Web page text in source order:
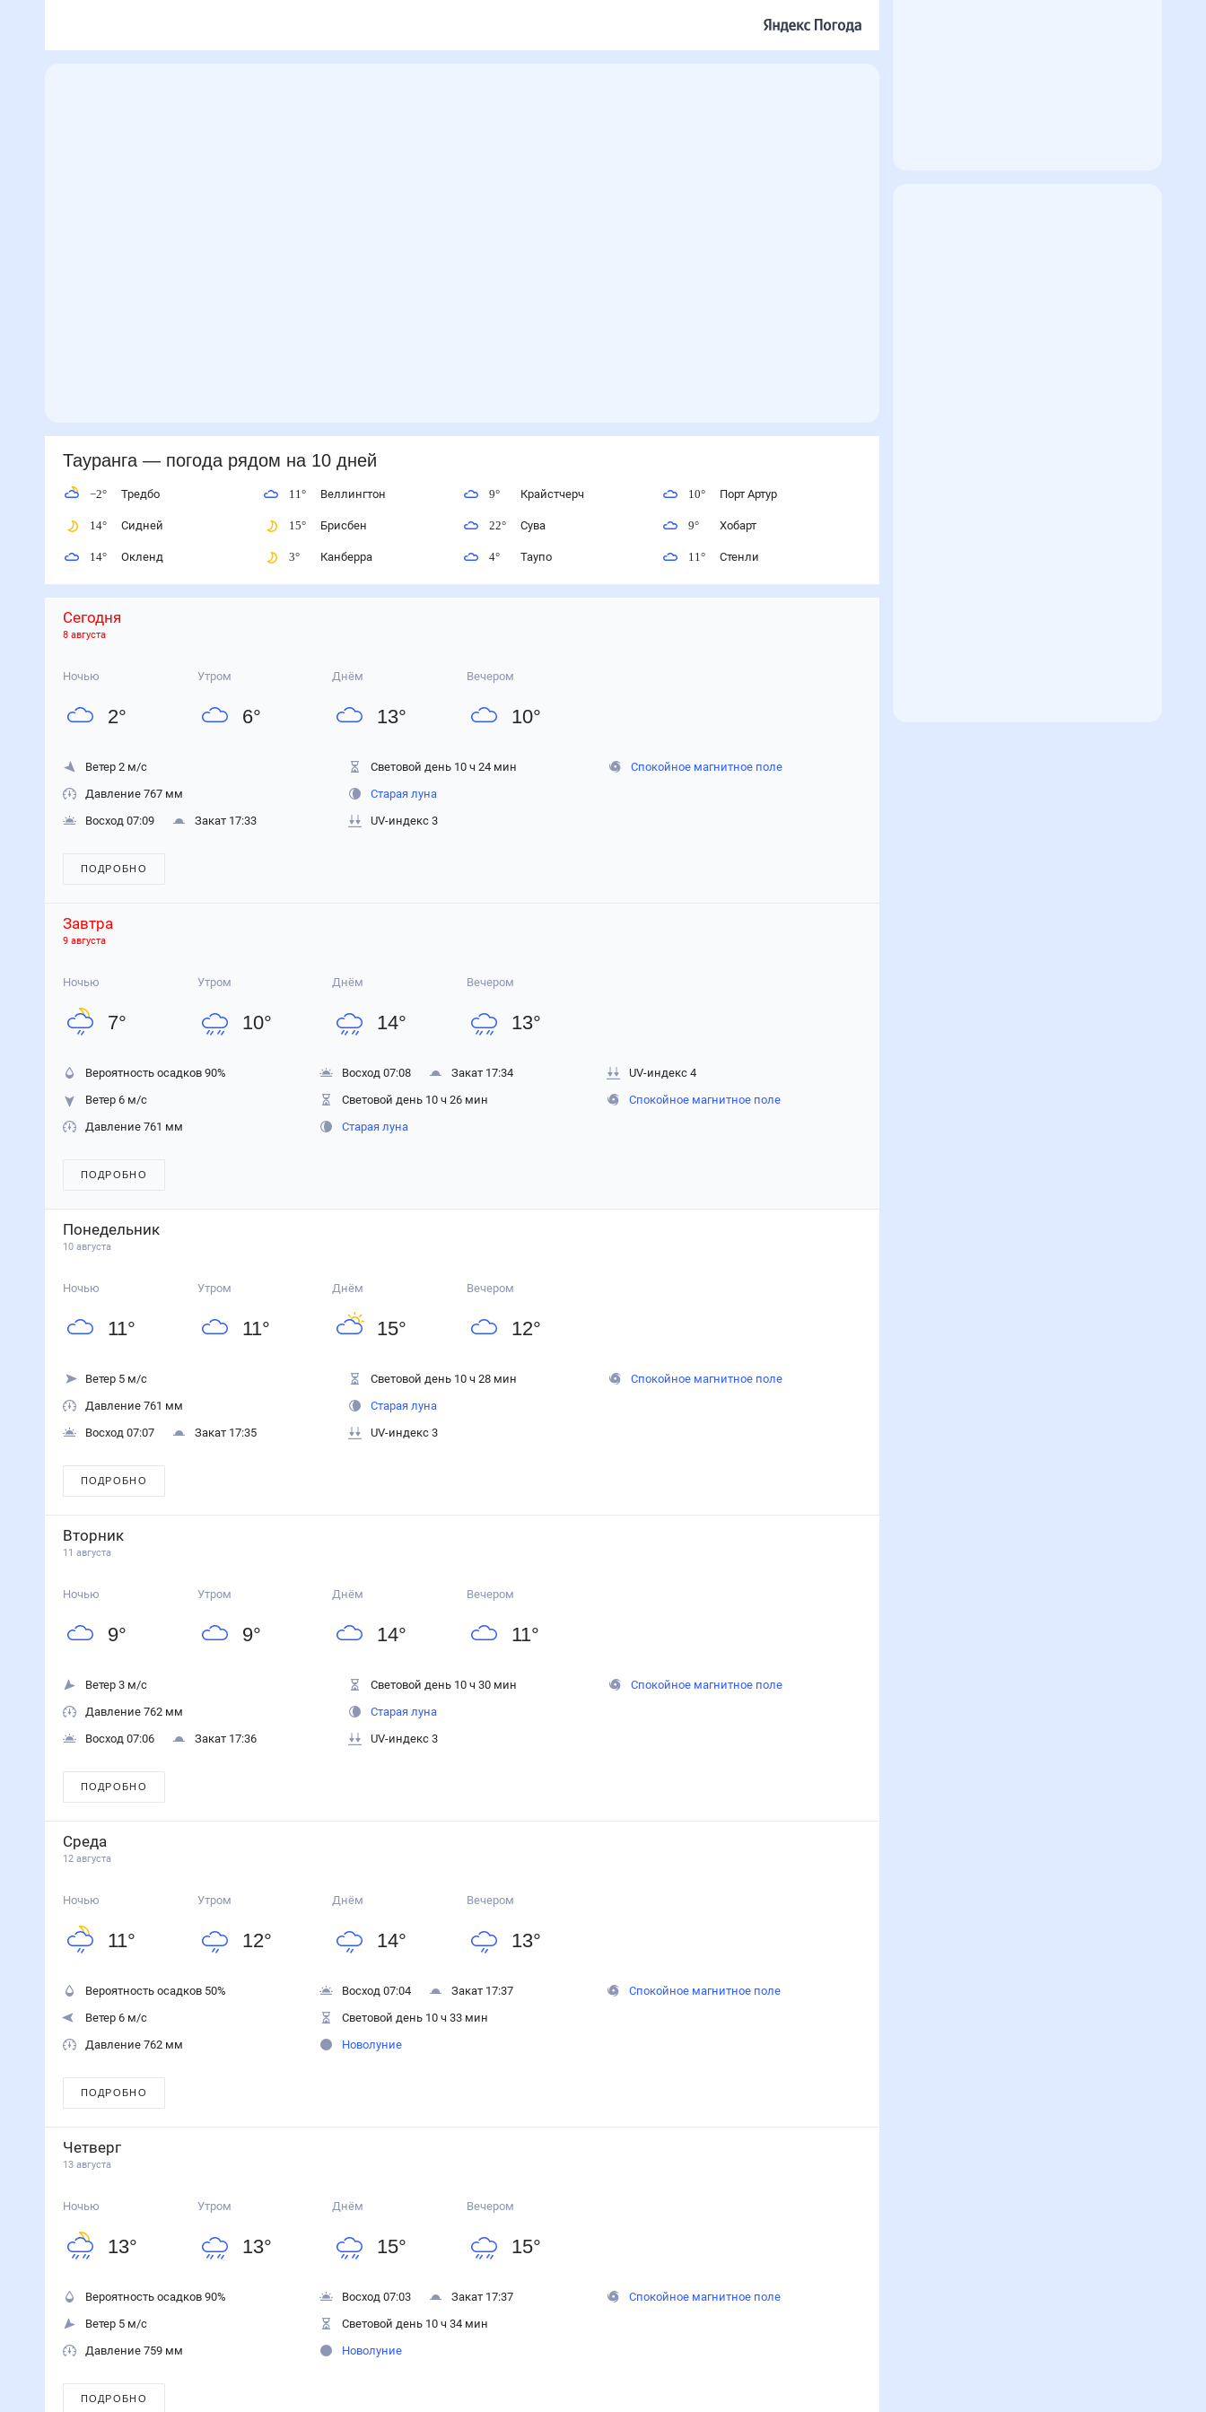
Тауранга — погода рядомна 10 дней
−2° Тредбо
14° Сидней
14° Окленд
11° Веллингтон
15° Брисбен
3° Канберра
9° Крайстчерч
22° Сува
4° Таупо
10° Порт Артур
9° Хобарт
11° Стенли
Сегодня
8 августа
Ночью
2°
Утром
6°
Днём
13°
Вечером
10°
Ветер 2 м/с
Давление 767 мм
Восход 07:09
Закат 17:33
Световой день 10 ч 24 мин
Старая луна
UV-индекс 3
Спокойное магнитное поле
ПОДРОБНО
Завтра
9 августа
Ночью
7°
Утром
10°
Днём
14°
Вечером
13°
Вероятность осадков 90%
Ветер 6 м/с
Давление 761 мм
Восход 07:08
Закат 17:34
Световой день 10 ч 26 мин
Старая луна
UV-индекс 4
Спокойное магнитное поле
ПОДРОБНО
Понедельник
10 августа
Ночью
11°
Утром
11°
Днём
15°
Вечером
12°
Ветер 5 м/с
Давление 761 мм
Восход 07:07
Закат 17:35
Световой день 10 ч 28 мин
Старая луна
UV-индекс 3
Спокойное магнитное поле
ПОДРОБНО
Вторник
11 августа
Ночью
9°
Утром
9°
Днём
14°
Вечером
11°
Ветер 3 м/с
Давление 762 мм
Восход 07:06
Закат 17:36
Световой день 10 ч 30 мин
Старая луна
UV-индекс 3
Спокойное магнитное поле
ПОДРОБНО
Среда
12 августа
Ночью
11°
Утром
12°
Днём
14°
Вечером
13°
Вероятность осадков 50%
Ветер 6 м/с
Давление 762 мм
Восход 07:04
Закат 17:37
Световой день 10 ч 33 мин
Новолуние
Спокойное магнитное поле
ПОДРОБНО
Четверг
13 августа
Ночью
13°
Утром
13°
Днём
15°
Вечером
15°
Вероятность осадков 90%
Ветер 5 м/с
Давление 759 мм
Восход 07:03
Закат 17:37
Световой день 10 ч 34 мин
Новолуние
Спокойное магнитное поле
ПОДРОБНО